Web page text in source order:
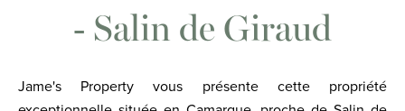
- Salin de Giraud
Jame's Property vous présente cette propriété